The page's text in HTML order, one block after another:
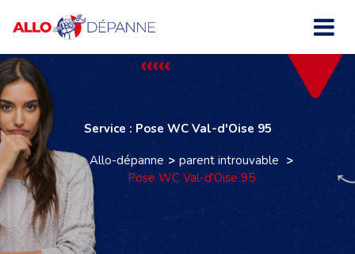
Service : Pose WC Val-d'Oise 95
Allo-dépanne
parent introuvable
Pose WC Val-d'Oise 95